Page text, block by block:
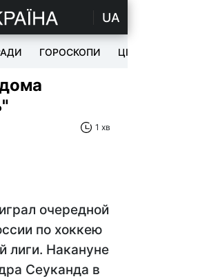
UA
ГОРОСКОПИ ЦІКАВЕ
1 хв
очередной
по хоккею
лиги. Накануне
Сеуканда в